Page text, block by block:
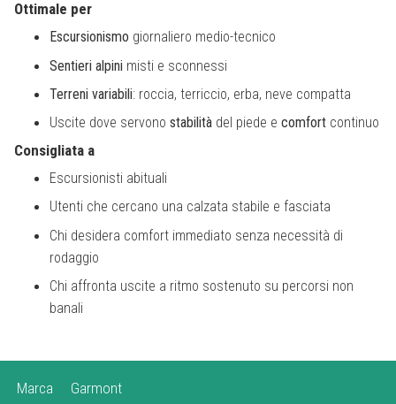
Ottimale per
Escursionismo giornaliero medio-tecnico
Sentieri alpini misti e sconnessi
Terreni variabili: roccia, terriccio, erba, neve compatta
Uscite dove servono stabilità del piede e comfort continuo
Consigliata a
Escursionisti abituali
Utenti che cercano una calzata stabile e fasciata
Chi desidera comfort immediato senza necessità di
rodaggio
Chi affronta uscite a ritmo sostenuto su percorsi non
banali
Marca
Garmont